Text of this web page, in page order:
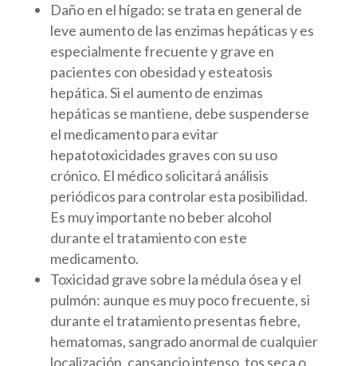
Daño en el hígado: se trata en general de
leve aumento de las enzimas hepáticas y es
especialmente frecuente y grave en
pacientes con obesidad y esteatosis
hepática. Si el aumento de enzimas
hepáticas se mantiene, debe suspenderse
el medicamento para evitar
hepatotoxicidades graves con su uso
crónico. El médico solicitará análisis
periódicos para controlar esta posibilidad.
Es muy importante no beber alcohol
durante el tratamiento con este
medicamento.
Toxicidad grave sobre la médula ósea y el
pulmón: aunque es muy poco frecuente, si
durante el tratamiento presentas fiebre,
hematomas, sangrado anormal de cualquier
localización, cansancio intenso, tos seca o